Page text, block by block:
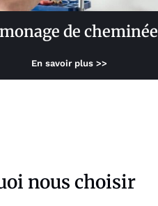
de cheminée
En savoir plus >>
nous choisir